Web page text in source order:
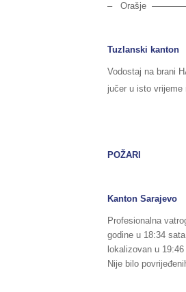
– Orašje
Tuzlanski kanton
Vodostaj na brani
jučer u isto
POŽARI
Kanton Sarajevo
Profesionalna
godine u 18:34
lokalizovan u
Nije bilo